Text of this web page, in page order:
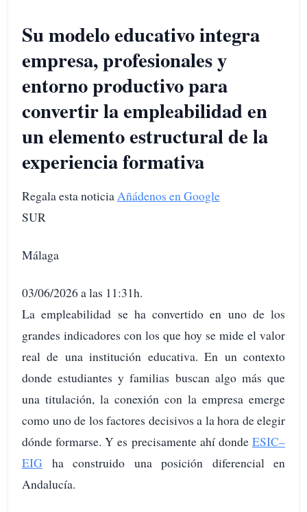
Su modelo educativo integra
empresa, profesionales y
entorno productivo para
convertir la empleabilidad en
un elemento estructural de la
experiencia formativa
Regala esta noticia Añádenos en Google
SUR
Málaga
03/06/2026 a las 11:31h.
La empleabilidad se ha convertido en uno de los
grandes indicadores con los que hoy se mide el valor
real de una institución educativa. En un contexto
donde estudiantes y familias buscan algo más que
una titulación, la conexión con la empresa emerge
como uno de los factores decisivos a la hora de elegir
dónde formarse. Y es precisamente ahí donde ESIC–
EIG ha construido una posición diferencial en
Andalucía.